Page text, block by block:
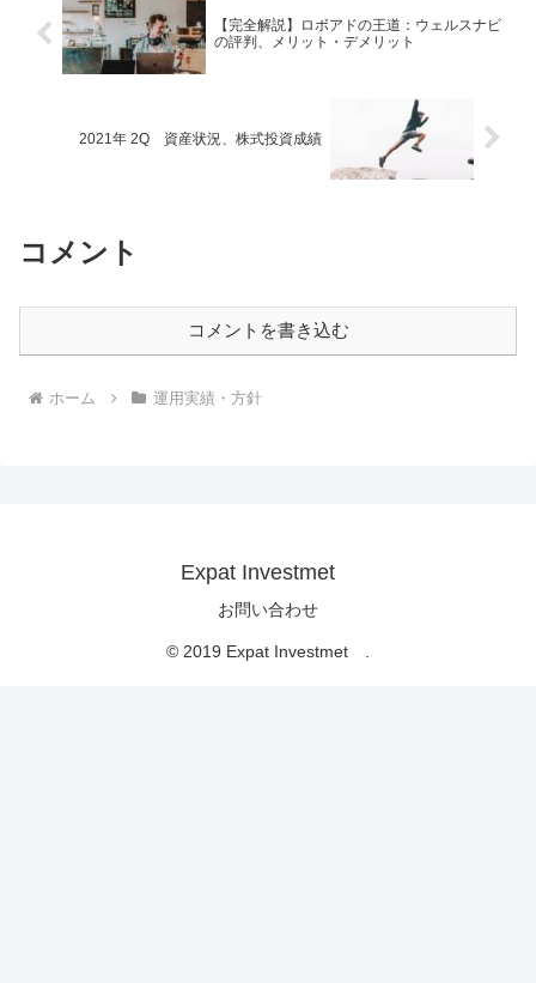
【完全解説】ロボアドの王道：ウェルスナビ
の評判、メリット・デメリット
2021年 2Q 資産状況、株式投資成績
コメント
コメントを書き込む
ホーム 運用実績・方針
Expat Investmet
お問い合わせ
© 2019 Expat Investmet .